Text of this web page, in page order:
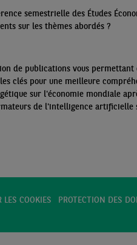
semestrielle des Études
sur les thèmes abordés ?
de publications vous
clés pour une meilleure
sur l'économie mondiale
de l'intelligence artificielle
LES COOKIES PROTECTION DES